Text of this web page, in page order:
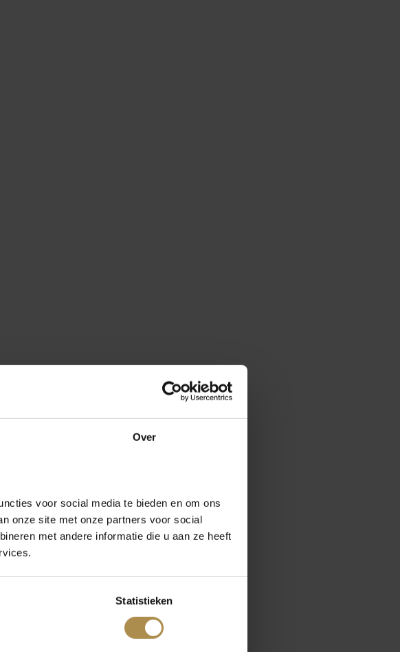
Over
voor social media te bieden en om ons
onze site met onze partners voor social
met andere informatie die u aan ze heeft
Statistieken